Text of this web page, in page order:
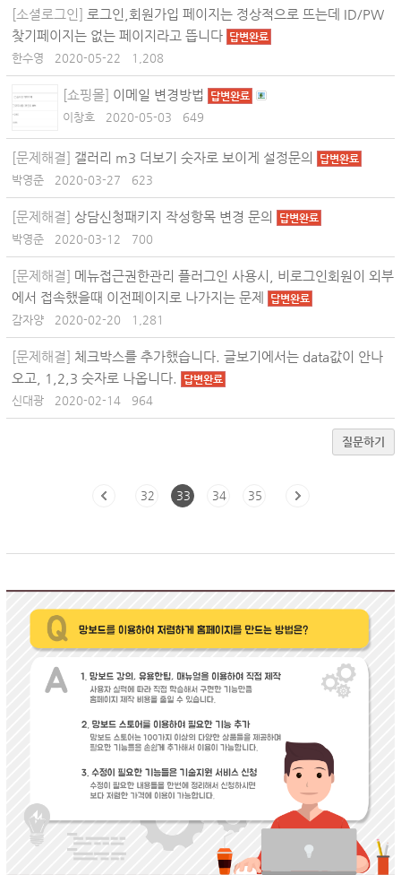
[소셜로그인] 로그인,회원가입 페이지는 정상적으로 뜨는데 ID/PW
찾기페이지는 없는 페이지라고 뜹니다 답변완료
한수영 2020-05-22 1,208
[쇼핑몰] 이메일 변경방법 답변완료
이창호 2020-05-03 649
[문제해결] 갤러리 m3 더보기 숫자로 보이게 설정문의 답변완료
박영준 2020-03-27 623
[문제해결] 상담신청패키지 작성항목 변경 문의 답변완료
박영준 2020-03-12 700
[문제해결] 메뉴접근권한관리 플러그인 사용시, 비로그인회원이 외부
에서 접속했을때 이전페이지로 나가지는 문제
답변완료
감자양 2020-02-20 1,281
[문제해결] 체크박스를 추가했습니다. 글보기에서는 data값이 안나
오고, 1,2,3 숫자로 나옵니다.
답변완료
신대광 2020-02-14 964
질문하기
32 33 34 35